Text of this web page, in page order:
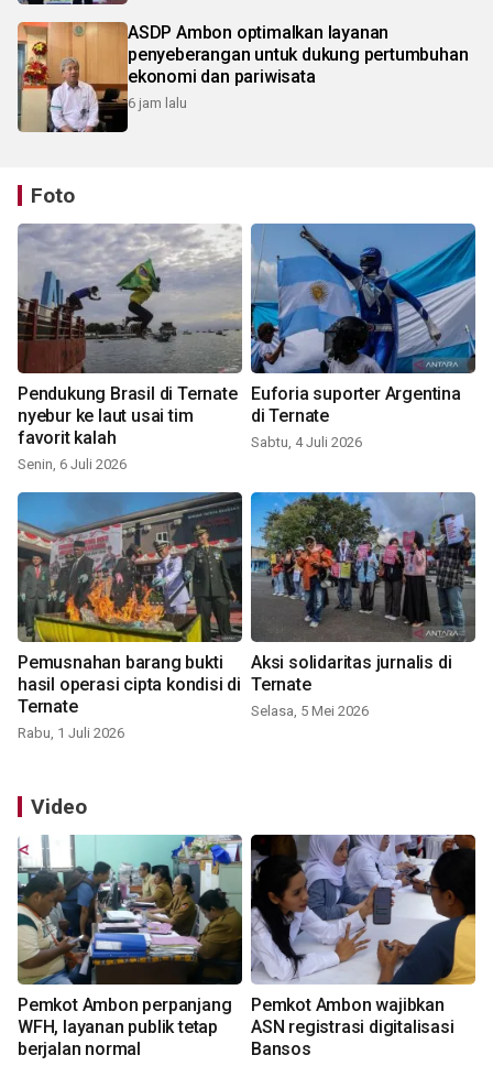
ASDP Ambon optimalkan layanan
penyeberangan untuk dukung pertumbuhan
ekonomi dan pariwisata
6 jam lalu
Foto
Pendukung Brasil di Ternate
nyebur ke laut usai tim
favorit kalah
Senin, 6 Juli 2026
Euforia suporter Argentina
di Ternate
Sabtu, 4 Juli 2026
Pemusnahan barang bukti
hasil operasi cipta kondisi di
Ternate
Rabu, 1 Juli 2026
Aksi solidaritas jurnalis di
Ternate
Selasa, 5 Mei 2026
Video
Pemkot Ambon perpanjang
WFH, layanan publik tetap
berjalan normal
Pemkot Ambon wajibkan
ASN registrasi digitalisasi
Bansos